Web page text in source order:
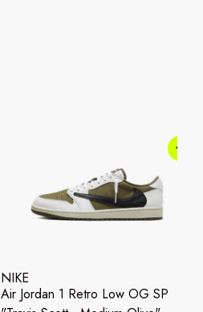
NIKE
Air Jordan 1 Retro Low OG SP